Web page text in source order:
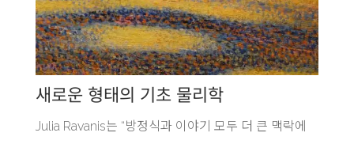
새로운 형태의 기초 물리학
Julia Ravanis는 “방정식과 이야기 모두 더 큰 맥락에